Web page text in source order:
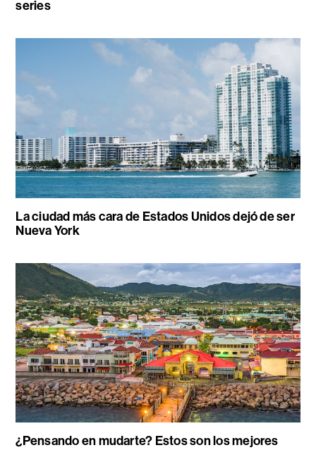
series
La ciudad más cara de Estados Unidos dejó de ser
Nueva York
¿Pensando en mudarte? Estos son los mejores